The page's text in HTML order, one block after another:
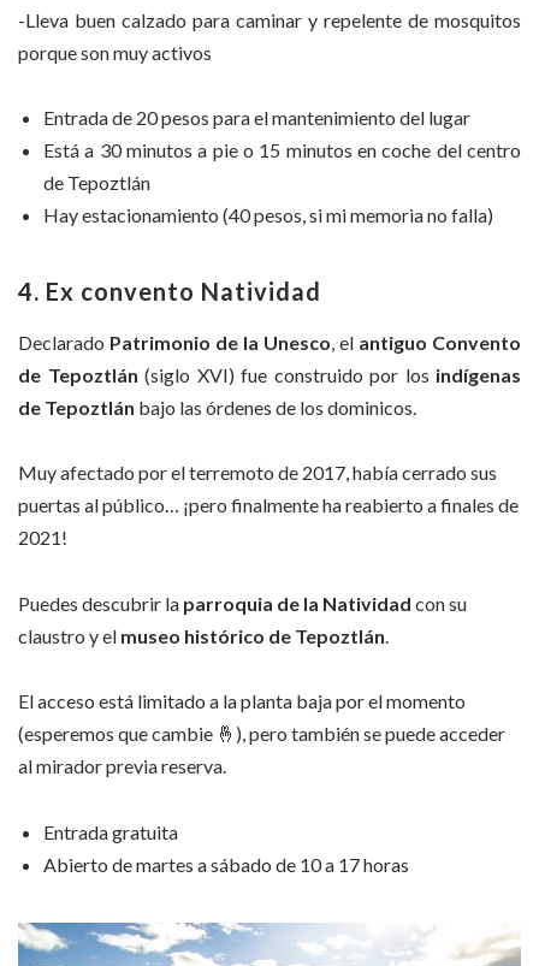
-Lleva buen calzado para caminar y repelente de mosquitos
porque son muy activos
Entrada de 20 pesos para el mantenimiento del lugar
Está a 30 minutos a pie o 15 minutos en coche del centro
de Tepoztlán
Hay estacionamiento (40 pesos, si mi memoria no falla)
4. Ex convento Natividad
Declarado Patrimonio de la Unesco, el antiguo Convento
de Tepoztlán (siglo XVI) fue construido por los indígenas
de Tepoztlán bajo las órdenes de los dominicos.
Muy afectado por el terremoto de 2017, había cerrado sus
puertas al público… ¡pero finalmente ha reabierto a finales de
2021!
Puedes descubrir la parroquia de la Natividad con su
claustro y el museo histórico de Tepoztlán.
El acceso está limitado a la planta baja por el momento
(esperemos que cambie 🤞), pero también se puede acceder
al mirador previa reserva.
Entrada gratuita
Abierto de martes a sábado de 10 a 17 horas